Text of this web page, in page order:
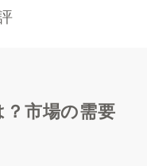
市場の需要